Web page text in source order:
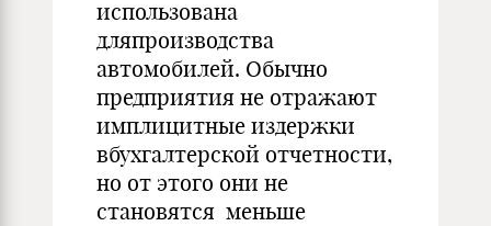
использована
дляпроизводства
автомобилей. Обычно
предприятия не отражают
имплицитные издержки
вбухгалтерской отчетности,
но от этого они не
становятся меньше